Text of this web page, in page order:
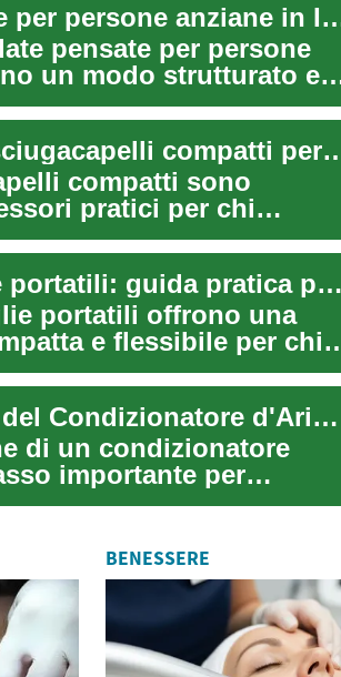
Visite guidate per persone
pensate per persone
un modo strutturato e
città, musei e
Guida agli asciugacapelli
compatti sono
pratici per chi
soluzioni salvaspazio in
Lavastoviglie portatili: guida pratica per uso e scelta
portatili offrono una
e flessibile per chi
vive in affitto o d...
Installazione del Condizionatore d'Aria: Guida Completa
di un condizionatore
importante per
della propria casa.
BENESSERE